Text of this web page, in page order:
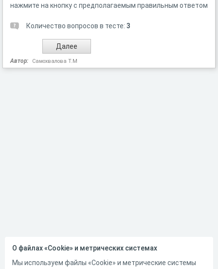
нажмите на кнопку с предполагаемым правильным ответом
Количество вопросов в тесте: 3
Автор: Самохвалова Т.М
О файлах «Cookie» и метрических системах
Мы используем файлы «Cookie» и метрические системы